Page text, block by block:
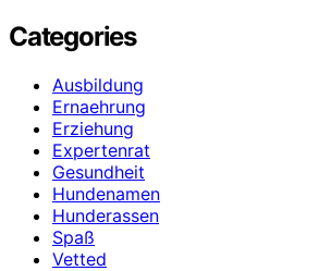
Categories
Ausbildung
Ernaehrung
Erziehung
Expertenrat
Gesundheit
Hundenamen
Hunderassen
Spaß
Vetted